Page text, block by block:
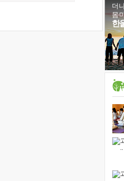
#힐
#
#
#다
#선
더
몸·
한